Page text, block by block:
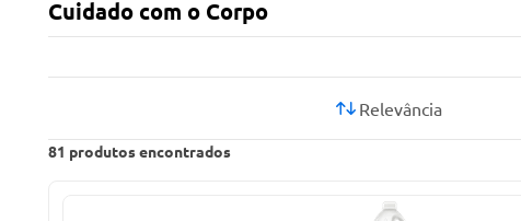
Cuidado com o Corpo
81 produtos encontrados
Relevância